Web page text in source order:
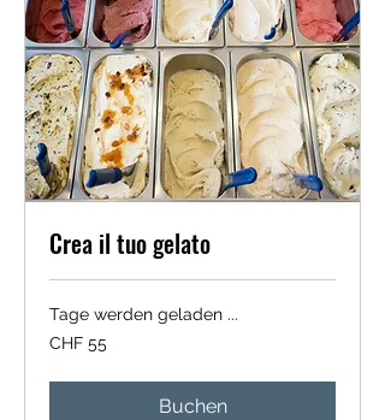
Crea il tuo gelato
Tage werden geladen ...
55
Schweizer
CHF 55
Buchen